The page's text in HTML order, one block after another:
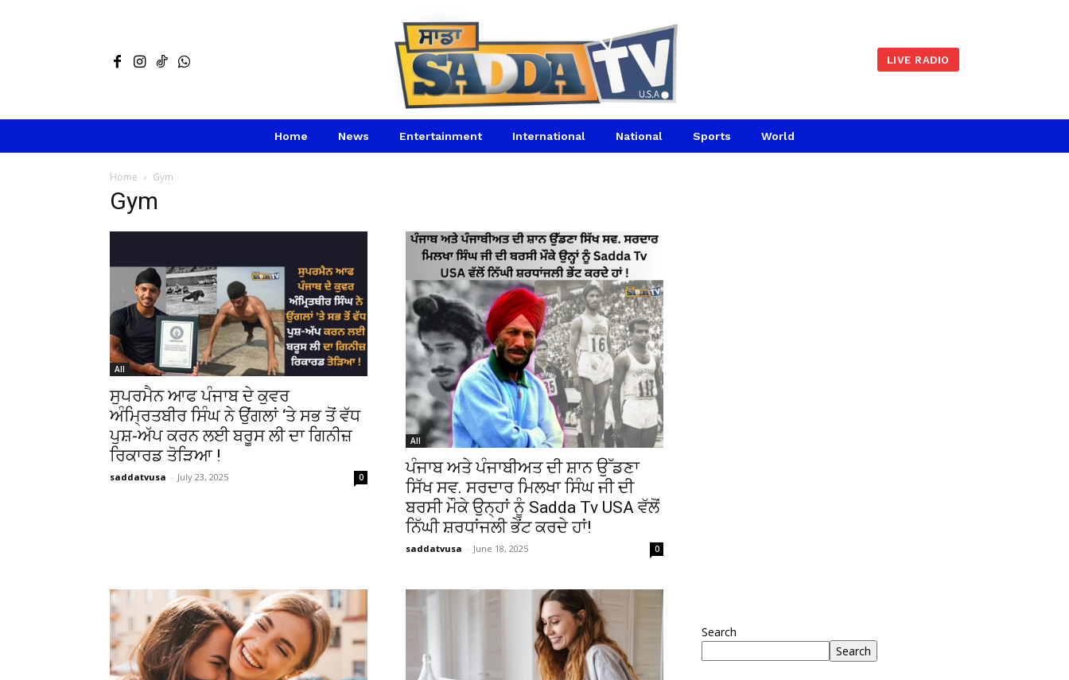
LIVE RADIO
Home News Entertainment International National Sports World
Home Gym
Gym
All
ਸੁਪਰਮੈਨ ਆਫ ਪੰਜਾਬ ਦੇ ਕੁਵਰ
ਅੰਮ੍ਰਿਤਬੀਰ ਸਿੰਘ ਨੇ ਉਂਗਲਾਂ ‘ਤੇ ਸਭ ਤੋਂ ਵੱਧ
ਪੁਸ਼-ਅੱਪ ਕਰਨ ਲਈ ਬਰੂਸ ਲੀ ਦਾ ਗਿਨੀਜ਼
ਰਿਕਾਰਡ ਤੋੜਿਆ !
saddatvusa - July 23, 2025 0
All
ਪੰਜਾਬ ਅਤੇ ਪੰਜਾਬੀਅਤ ਦੀ ਸ਼ਾਨ ਉੱਡਣਾ
ਸਿੱਖ ਸਵ. ਸਰਦਾਰ ਮਿਲਖਾ ਸਿੰਘ ਜੀ ਦੀ
ਬਰਸੀ ਮੌਕੇ ਉਨ੍ਹਾਂ ਨੂੰ Sadda Tv USA ਵੱਲੋਂ
ਨਿੱਘੀ ਸ਼ਰਧਾਂਜਲੀ ਭੇਂਟ ਕਰਦੇ ਹਾਂ!
saddatvusa - June 18, 2025 0
Search
Search